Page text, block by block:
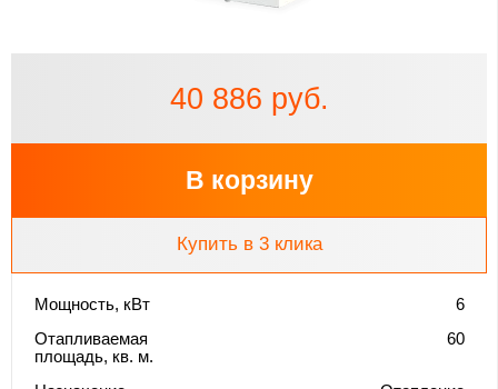
40 886 руб.
В корзину
Купить в 3 клика
Мощность, кВт
6
Отапливаемая
площадь, кв. м.
60